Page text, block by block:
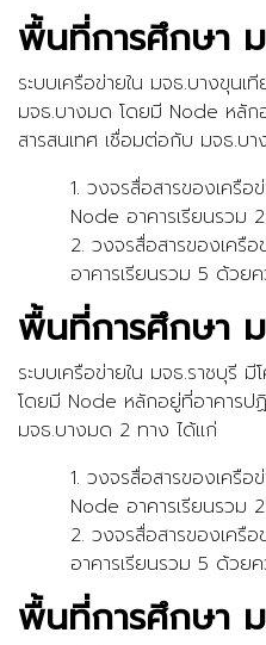
พื้นที่การศึกษา
ระบบเครือข่ายใน มจธ.บางขุนเ
มจธ.บางมด โดยมี Node หลัก
สารสนเทศ เชื่อมต่อกับ มจธ.บ
1. วงจรสื่อสารของเครือ
Node อาคารเรียนรวม
2. วงจรสื่อสารของเครื
อาคารเรียนรวม 5 ด้วย
พื้นที่การศึกษา ม
ระบบเครือข่ายใน มจธ.ราชบุรี
โดยมี Node หลักอยู่ที่อาคารป
มจธ.บางมด 2 ทาง ได้แก่
1. วงจรสื่อสารของเครือ
Node อาคารเรียนรวม
2. วงจรสื่อสารของเครื
อาคารเรียนรวม 5 ด้วย
พื้นที่การศึกษา